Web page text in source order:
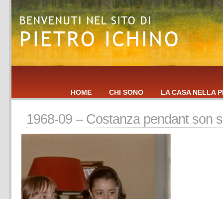
HOME CHI SONO LA CASA NELLA
1968-09 – Costanza pendant son